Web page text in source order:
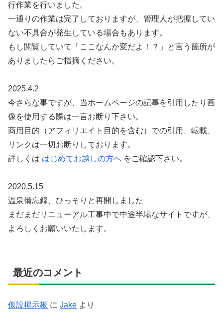
行作業を行いました。
一通りの作業は完了しておりますが、管理人が把握してい
ない不具合が発生している場合もあります。
もし閲覧していて「ここなんか変だよ！？」と言う箇所が
ありましたらご指摘ください。
2025.4.2
今さらな事ですが、当ホームページの記事を引用したり画
像を使用する際は一言お断り下さい。
商用目的（アフィリエイト目的を含む）での引用、転載、
リンクは一切お断りしております。
詳しくは はじめてお越しの方へ をご確認下さい。
2020.5.15
温泉備忘録、ひっそりと再開しました
まだまだリニューアル工事中で中途半場なサイトですが、
よろしくお願いいたします。
最近のコメント
仮設掲示板 に Jake より